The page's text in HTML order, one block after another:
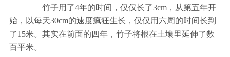
竹子用了4年的时间，仅仅长了3cm，从第五年开
始，以每天30cm的速度疯狂生长，仅仅用六周的时间长到
了15米。其实在前面的四年，竹子将根在土壤里延伸了数
百平米。